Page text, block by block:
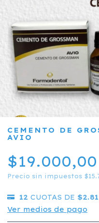
CEMENTO DE
AVIO
$19.000,00
Precio sin impuestos
12 CUOTAS DE
Ver medios de pago